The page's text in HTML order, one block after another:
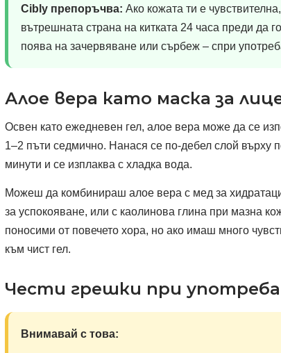
Cibly препоръчва: Ако кожата ти е
вътрешната страна на китката 24 часа преди да
поява на зачервяване или сърбеж – спри
Алое вера като маска за
Освен като ежедневен гел, алое вера може да се
1–2 пъти седмично. Нанася се по-дебел слой върху
минути и се изплаква с хладка вода.
Можеш да комбинираш алое вера с мед за
за успокояване, или с каолинова глина при мазна
поносими от повечето хора, но ако имаш много
към чист гел.
Чести грешки при
Внимавай с това: